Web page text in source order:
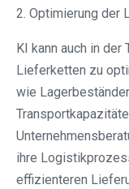
2. Optimierung der
KI kann auch in
Lieferketten zu
wie
ihre
effizienteren